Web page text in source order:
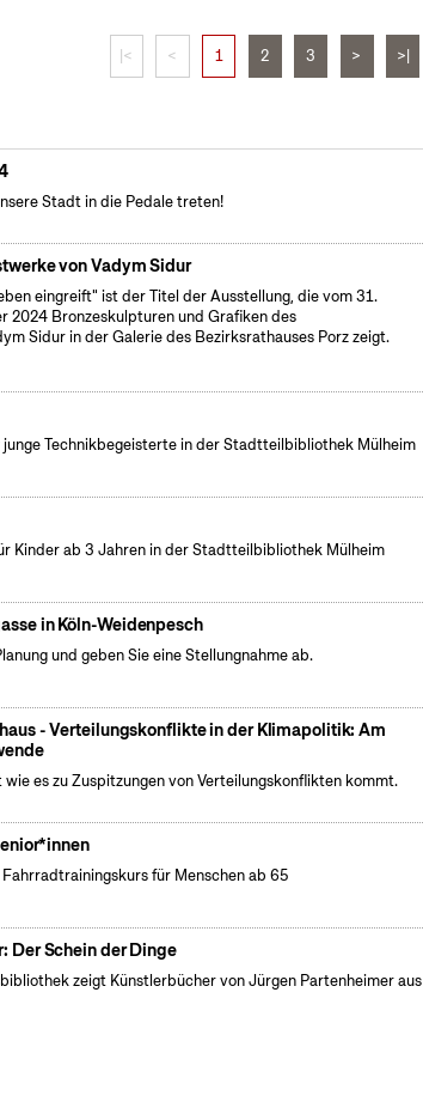
|< < 1 2 3 > >|
Stadt in die Pedale treten!
von Vadym Sidur
eingreift" ist der Titel der Ausstellung, die vom 31.
2024 Bronzeskulpturen und Grafiken des
Sidur in der Galerie des Bezirksrathauses Porz zeigt.
Technikbegeisterte in der Stadtteilbibliothek Mülheim
Kinder ab 3 Jahren in der Stadtteilbibliothek Mülheim
in Köln-Weidenpesch
und geben Sie eine Stellungnahme ab.
- Verteilungskonflikte in der Klimapolitik: Am
wie es zu Zuspitzungen von Verteilungskonflikten kommt.
für Menschen ab 65
Der Schein der Dinge
zeigt Künstlerbücher von Jürgen Partenheimer aus